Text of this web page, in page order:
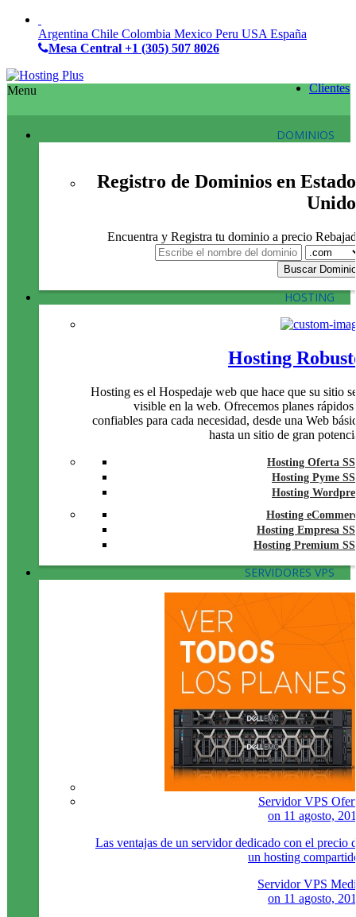
Argentina Chile Colombia Mexico Peru USA España
Mesa Central +1 (305) 507 8026
Clientes
Menu
DOMINIOS
Registro de Dominios en
Encuentra y Registra tu dominio a precio
HOSTING
Hosting
Hosting es el Hospedaje web que hace que su sitio
visible en la web. Ofrecemos planes
confiables para cada necesidad, desde una Web
hasta un sitio de gran
Hosting Oferta
Hosting Pyme
Hosting
Hosting
Hosting Empresa
Hosting Premium
SERVIDORES VPS
Servidor VPS
on 11 agosto,
Las ventajas de un servidor dedicado con el precio
un hosting
Servidor VPS
on 11 agosto,